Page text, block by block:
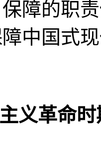
障的职
中国式
义革命